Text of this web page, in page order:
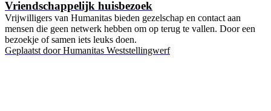
Vriendschappelijk huisbezoek
Vrijwilligers van Humanitas bieden gezelschap en contact aan
mensen die geen netwerk hebben om op terug te vallen. Door een
bezoekje of samen iets leuks doen.
Geplaatst door Humanitas Weststellingwerf